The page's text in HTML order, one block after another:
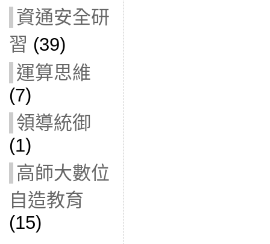
資通安全研
習 (39)
運算思維
(7)
領導統御
(1)
高師大數位
自造教育
(15)